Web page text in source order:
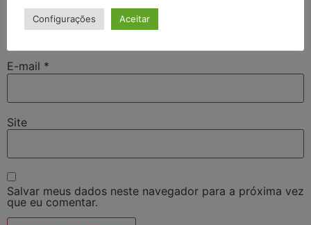
Nome*
E-mail *
Site
Salvar meus dados neste navegador para a próxima vez
que eu comentar.
Configurações Aceitar